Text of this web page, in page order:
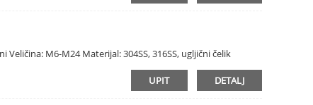
Veličina: M6-M24 Materijal: 304SS, 316SS, ugljični čelik
UPIT DETALJ